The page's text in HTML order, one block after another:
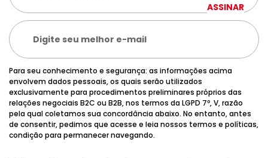
Para seu conhecimento e segurança: as informações acima
envolvem dados pessoais, os quais serão utilizados
exclusivamente para procedimentos preliminares próprios das
relações negociais B2C ou B2B, nos termos da LGPD 7º, V, razão
pela qual coletamos sua concordância abaixo. No entanto, antes
de consentir, pedimos que acesse e leia nossos termos e políticas,
condição para permanecer navegando.
ASSINAR